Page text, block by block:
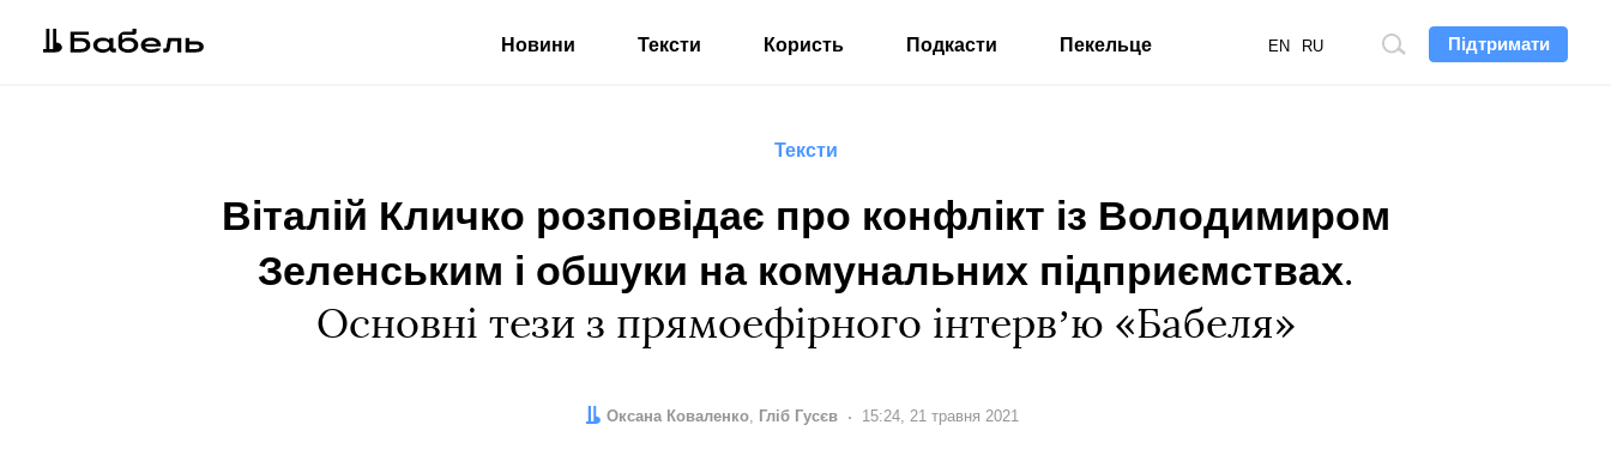
Підтримати
Пошук
EN RU
Новини Тексти Користь Подкасти Пекельце
Тексти
Віталій Кличко розповідає про конфлікт із Володимиром
Зеленським і обшуки на комунальних підприємствах.
Основні тези з прямоефірного інтервʼю «Бабеля»
Автор:
Оксана Коваленко
Редактор: Гліб Гусєв Дата:
15:24, 21 травня 2021